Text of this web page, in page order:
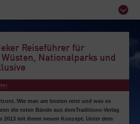
Reiseführer für
Nationalparks und
Wie man am besten reist und was es
die roten Bände aus demTraditions-Verlag
2013 mit ihrem neuen Konzept. Unter dem